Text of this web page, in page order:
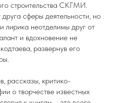
строительства СКГМИ.
сферы деятельности, но
лирика неотделимы друг от
и вдохновение не
развернув его
рассказы, критико-
о творчестве известных